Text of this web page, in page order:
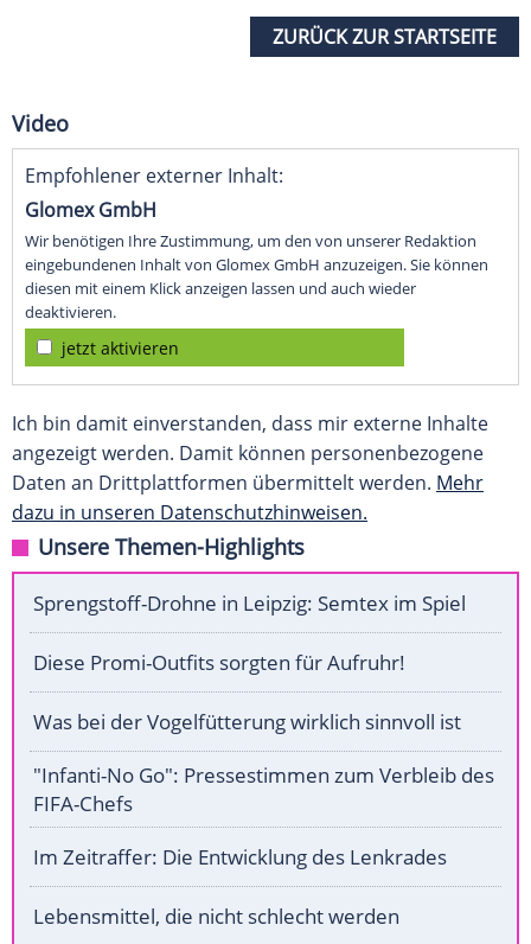
ZURÜCK ZUR STARTSEITE
Video
Empfohlener externer Inhalt:
Glomex GmbH
Wir benötigen Ihre Zustimmung, um den von unserer Redaktion
eingebundenen Inhalt von Glomex GmbH anzuzeigen. Sie können
diesen mit einem Klick anzeigen lassen und auch wieder
deaktivieren.
jetzt aktivieren
Ich bin damit einverstanden, dass mir externe Inhalte
angezeigt werden. Damit können personenbezogene
Daten an Drittplattformen übermittelt werden. Mehr
dazu in unseren Datenschutzhinweisen.
Unsere Themen-Highlights
Sprengstoff-Drohne in Leipzig: Semtex im Spiel
Diese Promi-Outfits sorgten für Aufruhr!
Was bei der Vogelfütterung wirklich sinnvoll ist
"Infanti-No Go": Pressestimmen zum Verbleib des
FIFA-Chefs
Im Zeitraffer: Die Entwicklung des Lenkrades
Lebensmittel, die nicht schlecht werden